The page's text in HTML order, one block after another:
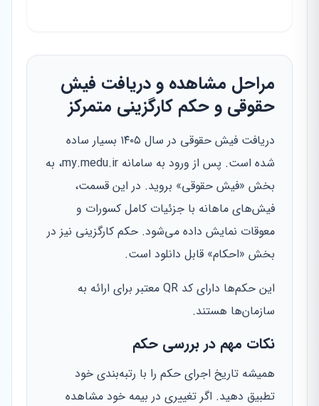
مراحل مشاهده و دریافت فیش
حقوقی و حکم کارگزینی متمرکز
دریافت فیش حقوقی در سال ۱۴۰۵ بسیار ساده
شده است. پس از ورود به سامانه my.medu.ir، به
بخش «فیش حقوقی» بروید. در این قسمت،
فیش‌های ماهانه با جزئیات کامل کسورات و
معوقات نمایش داده می‌شود. حکم کارگزینی نیز در
بخش «احکام» قابل دانلود است.
این حکم‌ها دارای کد QR معتبر برای ارائه به
سازمان‌ها هستند.
نکات مهم در بررسی حکم
همیشه تاریخ اجرای حکم را با رتبه‌بندی خود
تطبیق دهید. اگر تغییری در بیمه خود مشاهده